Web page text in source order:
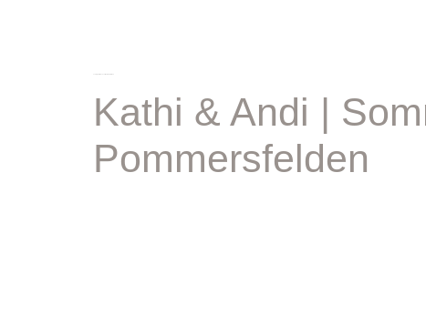
Kathi & Andi |
Pommersfelden